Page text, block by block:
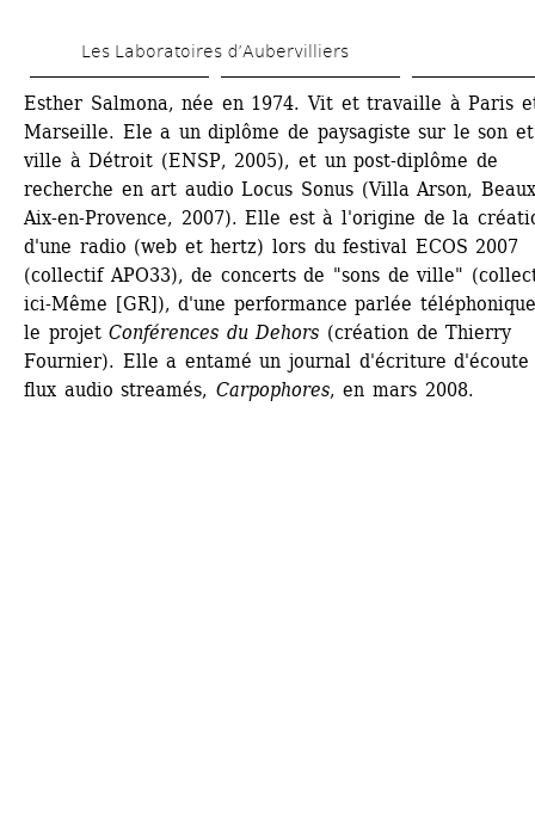
au
contenu
principal
Les Laboratoires d’Aubervilliers
Esther Salmona, née en 1974. Vit et travaille à Paris
Marseille. Ele a un diplôme de paysagiste sur le son
ville à Détroit (ENSP, 2005), et un post-diplôme de
recherche en art audio Locus Sonus (Villa Arson,
Aix-en-Provence, 2007). Elle est à l'origine de la
d'une radio (web et hertz) lors du festival ECOS 2007
(collectif APO33), de concerts de "sons de ville"
ici-Même [GR]), d'une performance parlée
le projet Conférences du Dehors (création de Thierry
Fournier). Elle a entamé un journal d'écriture d'écoute
flux audio streamés, Carpophores, en mars 2008.